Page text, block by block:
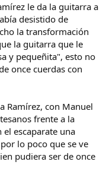
le da la guitarra a
desistido de
la transformación
la guitarra que le
y pequeñita", esto no
once cuerdas con
Ramírez, con Manuel
frente a la
escaparate una
lo poco que se ve
pudiera ser de once